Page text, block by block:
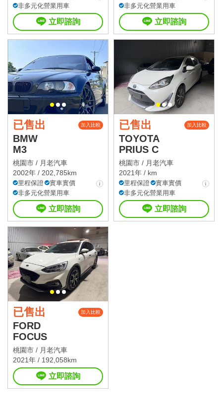
非多元化營業用車
立即諮詢
非多元化營業用車
立即諮詢
已售出 加入比較
BMW
M3
桃園市 / 月老汽車
2002年 / 202,785km
里程保證
實車實價
非多元化營業用車
立即諮詢
已售出 加入比較
TOYOTA
PRIUS C
桃園市 / 月老汽車
2021年 / km
里程保證
實車實價
非多元化營業用車
立即諮詢
已售出 加入比較
FORD
FOCUS
桃園市 / 月老汽車
2021年 / 192,058km
立即諮詢